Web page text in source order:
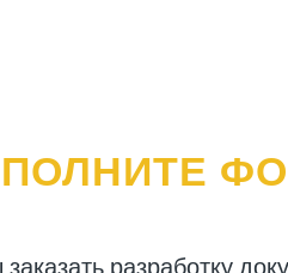
заказать разработку